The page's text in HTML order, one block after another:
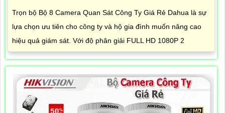
Trọn bộ Bộ 8 Camera Quan Sát Công Ty Giá Rẻ Dahua là sự
lựa chọn ưu tiên cho công ty và hộ gia đình muốn nâng cao
hiệu quả giám sát. Với độ phân giải FULL HD 1080P 2